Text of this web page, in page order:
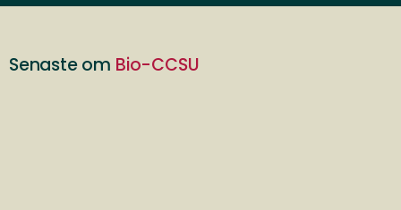
Senaste om Bio-CCSU